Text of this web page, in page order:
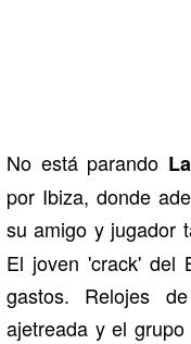
No está parando
por Ibiza, donde
su amigo y jugador
El joven 'crack' del
gastos. Relojes
ajetreada y el